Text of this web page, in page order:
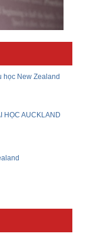
học New Zealand
HỌC AUCKLAND